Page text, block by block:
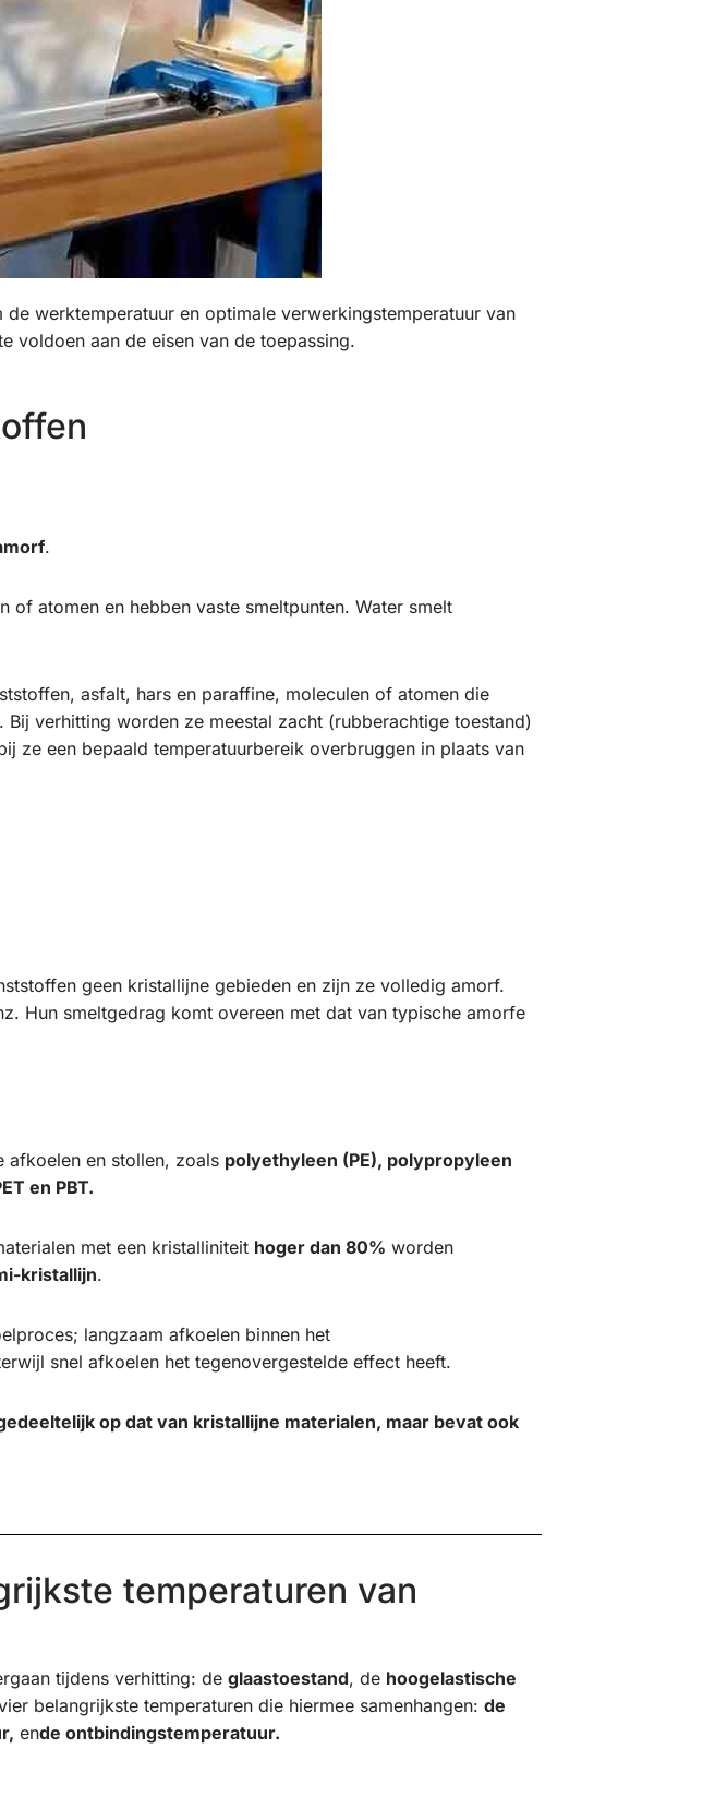
werktemperatuur en optimale verwerkingstemperatuur van
voldoen aan de eisen van de toepassing.
.
atomen en hebben vaste smeltpunten. Water smelt
asfalt, hars en paraffine, moleculen of atomen die
verhitting worden ze meestal zacht (rubberachtige toestand)
ze een bepaald temperatuurbereik overbruggen in plaats van
geen kristallijne gebieden en zijn ze volledig amorf.
Hun smeltgedrag komt overeen met dat van typische amorfe
afkoelen en stollen, zoals polyethyleen (PE), polypropyleen
en PBT.
met een kristalliniteit hoger dan 80% worden
kristallijn.
langzaam afkoelen binnen het
snel afkoelen het tegenovergestelde effect heeft.
op dat van kristallijne materialen, maar bevat ook
temperaturen van
tijdens verhitting: de glaastoestand, de hoogelastische
belangrijkste temperaturen die hiermee samenhangen: de
ende ontbindingstemperatuur.